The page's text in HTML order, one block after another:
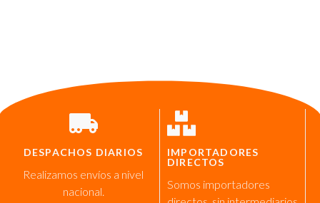
DESPACHOS DIARIOS
Realizamos envíos a nivel
nacional.
IMPORTADORES
DIRECTOS
Somos importadores